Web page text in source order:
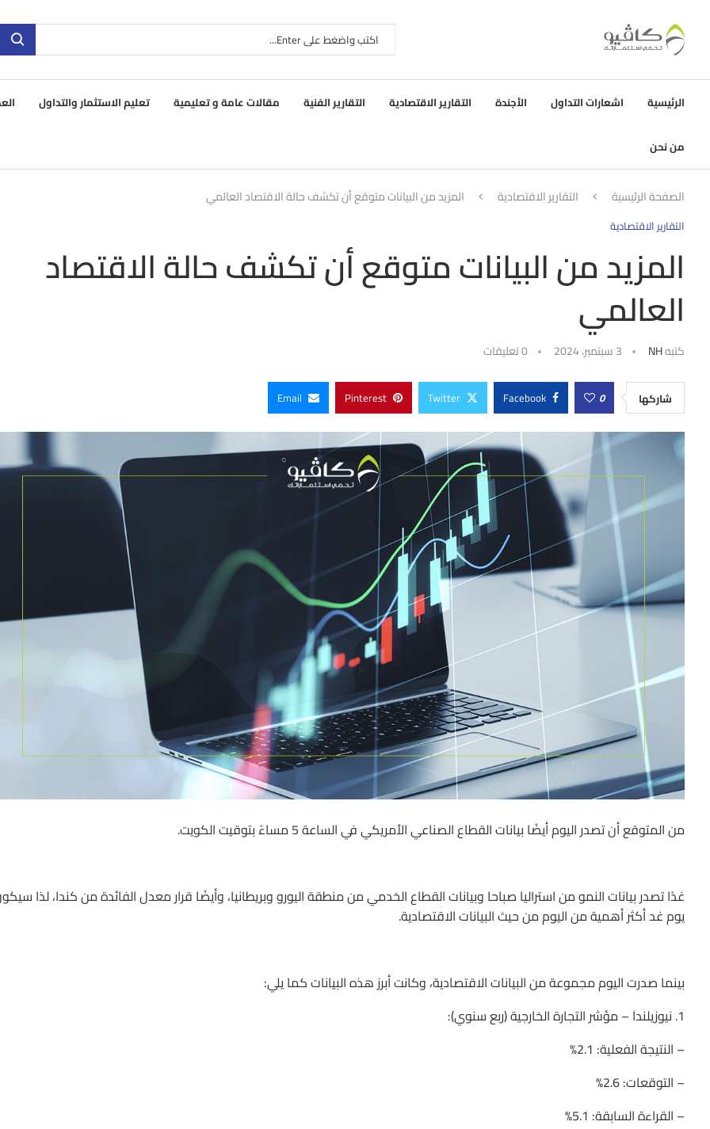
الرئيسية اشعارات التداول الأجندة التقارير الاقتصادية التقارير الفنية مقالات عامة و تعليمية تعليم الاستثمار والتداول
من نحن
الصفحة الرئيسية التقارير الاقتصادية المزيد من البيانات متوقع أن تكشف حالة الاقتصاد العالمي
التقارير الاقتصادية
المزيد من البيانات متوقع أن تكشف حالة الاقتصاد
العالمي
كتبهNH 3 سبتمبر، 2024 0 تعليقات
شاركها 0
Facebook
Twitter
Pinterest
Email
من المتوقع أن تصدر اليوم أيضًا بيانات القطاع الصناعي الأمريكي في الساعة 5 مساءً بتوقيت الكويت.
غدًا تصدر بيانات النمو من استراليا صباحا وبيانات القطاع الخدمي من منطقة اليورو وبريطانيا، وأيضًا قرار معدل الفائدة من كندا، لذا
يوم غد أكثر أهمية من اليوم من حيث البيانات الاقتصادية.
بينما صدرت اليوم مجموعة من البيانات الاقتصادية، وكانت أبرز هذه البيانات كما يلي:
1. نيوزيلندا – مؤشر التجارة الخارجية (ربع سنوي):
– النتيجة الفعلية: 2.1%
– التوقعات: 2.6%
– القراءة السابقة: 5.1%